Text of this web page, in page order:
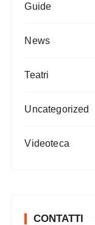
Guide
News
Teatri
Uncategorized
Videoteca
CONTATTI